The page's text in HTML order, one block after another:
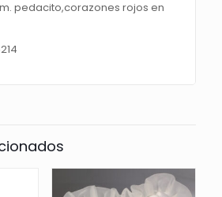
pedacito,corazones rojos en